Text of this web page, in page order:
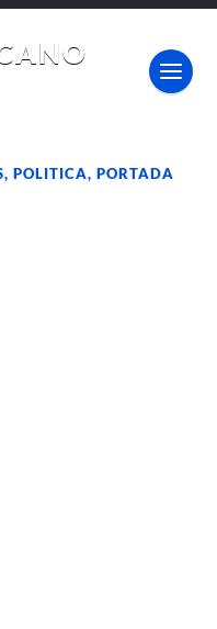
,POLITICA,PORTADA